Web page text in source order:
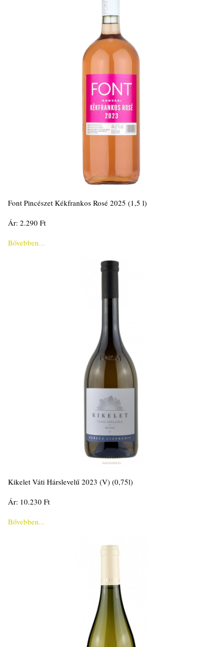
Font Pincészet Kékfrankos Rosé 2025 (1,5 l)
Ár: 2.290 Ft
Bővebben...
Kikelet Váti Hárslevelű 2023 (V) (0,75l)
Ár: 10.230 Ft
Bővebben...